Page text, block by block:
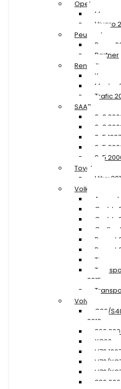
Opel
Movano
Vivaro
Peugeot
Boxer
Partner
Renault
Kangoo
Master
Trafic
SAAB
9-3
9-3
9-5
9-5
9-5
Toyota
Hilux
Volkswagen
Amarok
Caddy
Caddy
Crafter
Passat
Passat
Tiguan
2015
Volvo
C30/
2012
S60
XC60
V70
V70/
V70/
S80